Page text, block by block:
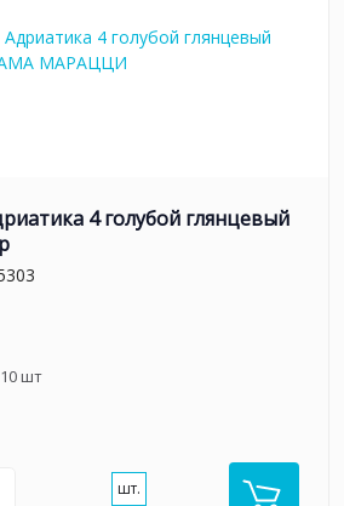
4 голубой глянцевый
10шт
шт.